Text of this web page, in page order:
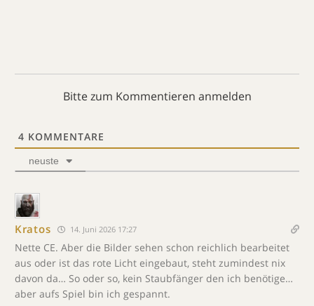
Bitte zum Kommentieren anmelden
4 KOMMENTARE
neuste
Kratos 14. Juni 2026 17:27
Nette CE. Aber die Bilder sehen schon reichlich bearbeitet
aus oder ist das rote Licht eingebaut, steht zumindest nix
davon da… So oder so, kein Staubfänger den ich benötige…
aber aufs Spiel bin ich gespannt.